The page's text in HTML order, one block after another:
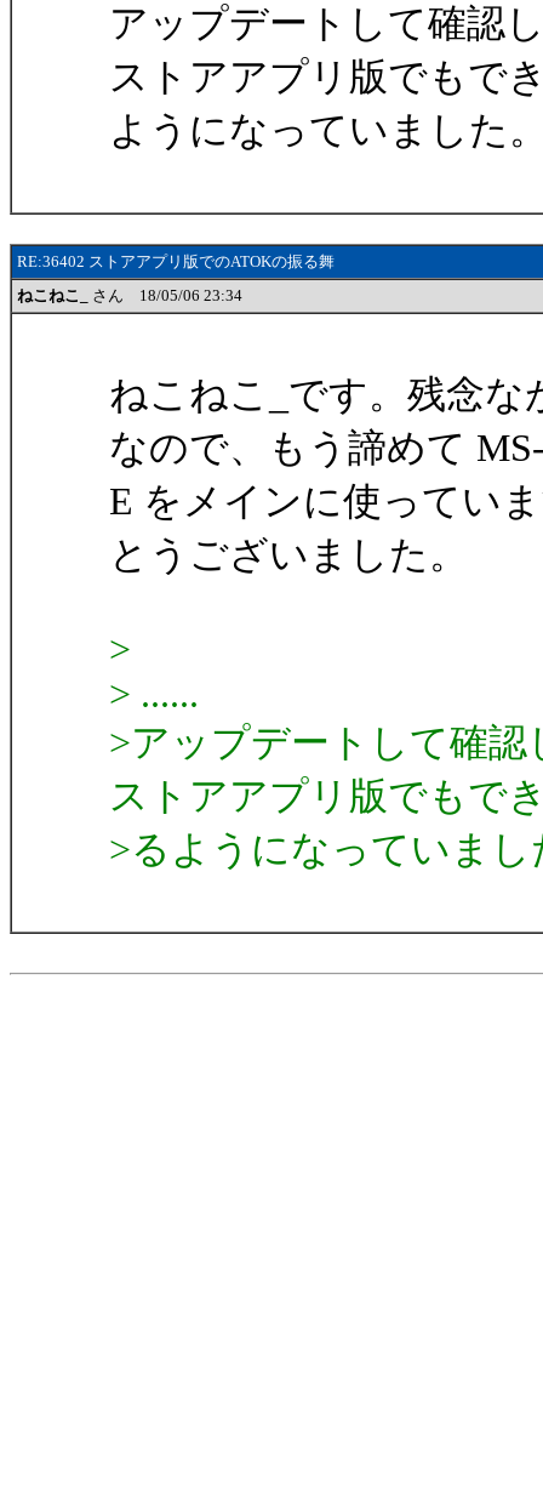
アップデートして確認
ストアアプリ版でもで
ようになっていました
RE:36402 ストアアプリ版でのATOKの振る舞
ねこねこ_
さん 18/05/06 23:34
ねこねこ_です。残念な
なので、もう諦めて
E をメインに使ってい
とうございました。
>
> ......
>アップデートして確
ストアアプリ版でもで
>るようになっていまし